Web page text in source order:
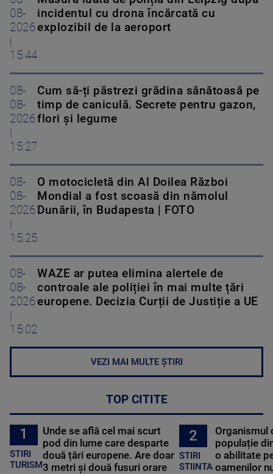
08-
2026
15:44
incidentul cu drona încărcată cu
explozibil de la aeroport
08-
08-
2026
15:27
Cum să-ți păstrezi grădina sănătoasă pe
timp de caniculă. Secrete pentru gazon,
flori și legume
08-
08-
2026
15:25
O motocicletă din Al Doilea Război
Mondial a fost scoasă din nămolul
Dunării, în Budapesta | FOTO
08-
08-
2026
15:02
WAZE ar putea elimina alertele de
controale ale poliției în mai multe țări
europene. Decizia Curții de Justiție a UE
VEZI MAI MULTE ȘTIRI
TOP CITITE
1
STIRI
TURISM
Unde se află cel mai scurt
pod din lume care desparte
două țări europene. Are doar
3 metri și două fusuri orare
2
STIRI
STIINTA
Organismul
populație
o abilitate
oamenilor